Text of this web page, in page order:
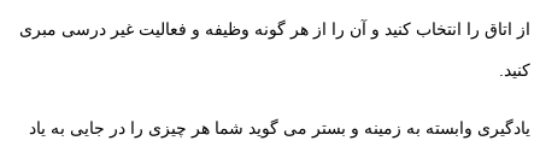
از اتاق را انتخاب کنید و آن را از هر گونه وظیفه و فعالیت غیر درسی مبری
کنید.
یادگیری وابسته به زمینه و بستر می گوید شما هر چیزی را در جایی به یاد